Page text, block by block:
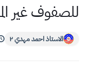
للصفوف غير
الاستاذ احمد مهدي ٢